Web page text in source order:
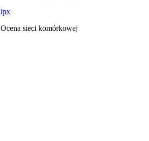
Ocena sieci komórkowej